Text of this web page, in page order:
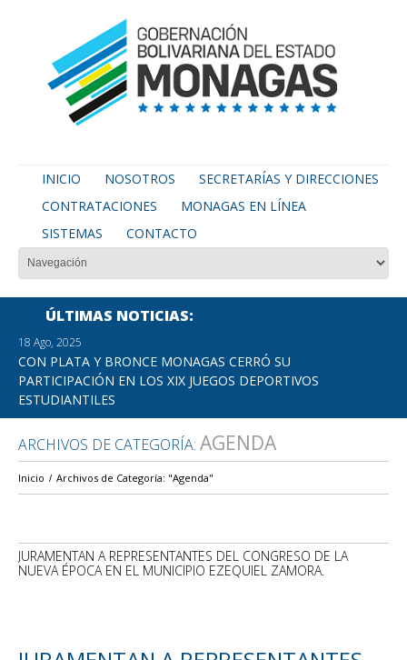
INICIO NOSOTROS
SECRETARÍAS Y DIRECCIONES
CONTRATACIONES
MONAGAS EN LÍNEA
SISTEMAS
CONTACTO
ÚLTIMAS NOTICIAS
18 Ago, 2025
CON PLATA Y BRONCE MONAGAS CERRÓ SU
PARTICIPACIÓN EN LOS XIX JUEGOS DEPORTIVOS
ESTUDIANTILES
ARCHIVOS DE CATEGORÍA: AGENDA
Inicio Archivos de Categoría: "Agenda"
JURAMENTAN A REPRESENTANTES DEL CONGRESO DE LA
NUEVA ÉPOCA EN EL MUNICIPIO EZEQUIEL ZAMORA.